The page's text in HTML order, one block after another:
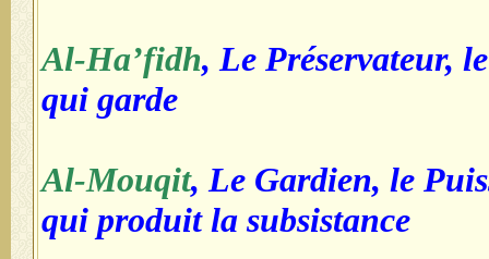
Al-Ha’fidh, Le Préservateur,
qui garde
Al-Mouqit, Le Gardien, le
qui produit la subsistance